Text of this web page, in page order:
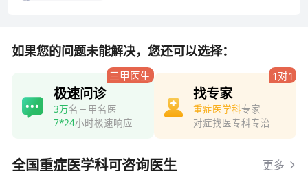
如果您的问题未能解决，您还可以选择：
三甲医生
极速问诊
3万名三甲名医
7*24小时极速响应
1对1
找专家
重症医学科专家
对症找医专科专治
全国重症医学科可咨询医生 更多